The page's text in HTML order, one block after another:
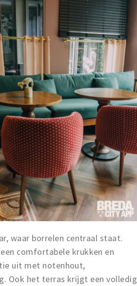
waar borrelen centraal staat.
comfortabele krukken en
uit met notenhout,
Ook het terras krijgt een volledig